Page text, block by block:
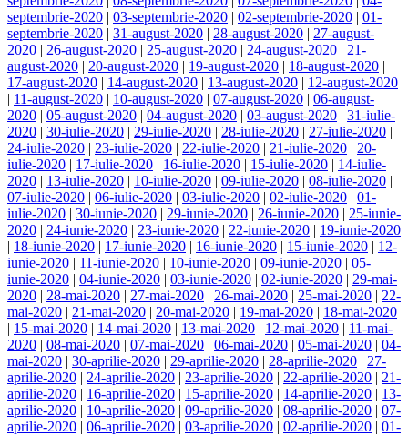
septembrie-2020 | 03-septembrie-2020 | 02-septembrie-2020 | 01-
septembrie-2020 | 31-august-2020 | 28-august-2020 | 27-august-
2020 | 26-august-2020 | 25-august-2020 | 24-august-2020 | 21-
august-2020 | 20-august-2020 | 19-august-2020 | 18-august-2020 |
17-august-2020 | 14-august-2020 | 13-august-2020 | 12-august-2020
| 11-august-2020 | 10-august-2020 | 07-august-2020 | 06-august-
2020 | 05-august-2020 | 04-august-2020 | 03-august-2020 | 31-iulie-
2020 | 30-iulie-2020 | 29-iulie-2020 | 28-iulie-2020 | 27-iulie-2020 |
24-iulie-2020 | 23-iulie-2020 | 22-iulie-2020 | 21-iulie-2020 | 20-
iulie-2020 | 17-iulie-2020 | 16-iulie-2020 | 15-iulie-2020 | 14-iulie-
2020 | 13-iulie-2020 | 10-iulie-2020 | 09-iulie-2020 | 08-iulie-2020 |
07-iulie-2020 | 06-iulie-2020 | 03-iulie-2020 | 02-iulie-2020 | 01-
iulie-2020 | 30-iunie-2020 | 29-iunie-2020 | 26-iunie-2020 | 25-iunie-
2020 | 24-iunie-2020 | 23-iunie-2020 | 22-iunie-2020 | 19-iunie-2020
| 18-iunie-2020 | 17-iunie-2020 | 16-iunie-2020 | 15-iunie-2020 | 12-
iunie-2020 | 11-iunie-2020 | 10-iunie-2020 | 09-iunie-2020 | 05-
iunie-2020 | 04-iunie-2020 | 03-iunie-2020 | 02-iunie-2020 | 29-mai-
2020 | 28-mai-2020 | 27-mai-2020 | 26-mai-2020 | 25-mai-2020 | 22-
mai-2020 | 21-mai-2020 | 20-mai-2020 | 19-mai-2020 | 18-mai-2020
| 15-mai-2020 | 14-mai-2020 | 13-mai-2020 | 12-mai-2020 | 11-mai-
2020 | 08-mai-2020 | 07-mai-2020 | 06-mai-2020 | 05-mai-2020 | 04-
mai-2020 | 30-aprilie-2020 | 29-aprilie-2020 | 28-aprilie-2020 | 27-
aprilie-2020 | 24-aprilie-2020 | 23-aprilie-2020 | 22-aprilie-2020 | 21-
aprilie-2020 | 16-aprilie-2020 | 15-aprilie-2020 | 14-aprilie-2020 | 13-
aprilie-2020 | 10-aprilie-2020 | 09-aprilie-2020 | 08-aprilie-2020 | 07-
aprilie-2020 | 06-aprilie-2020 | 03-aprilie-2020 | 02-aprilie-2020 | 01-